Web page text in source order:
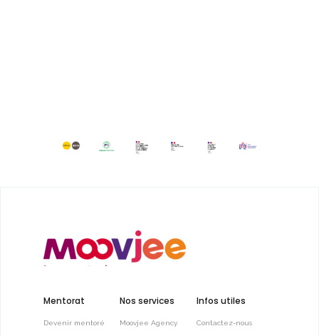
Mentorat
Devenir mentoré
Nos services
Moovjee Agency
Infos utiles
Contactez-nous